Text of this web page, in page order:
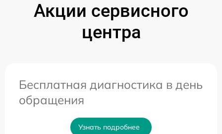
Акции сервисного
центра
Бесплатная диагностика в день
обращения
Узнать подробнее